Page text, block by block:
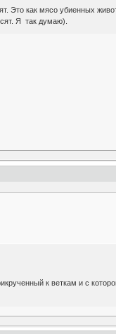
Это как мясо убиенных
Я так думаю).
к веткам и с